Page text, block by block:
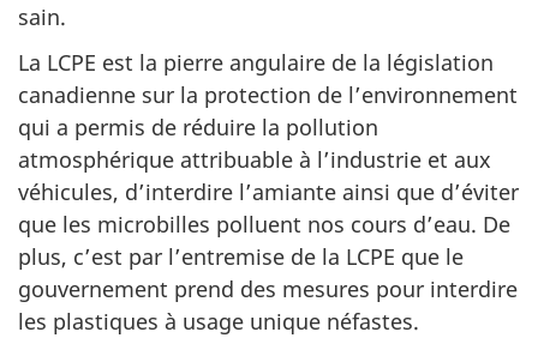
sain.
La LCPE est la pierre angulaire de la législation
canadienne sur la protection de l’environnement
qui a permis de réduire la pollution
atmosphérique attribuable à l’industrie et aux
véhicules, d’interdire l’amiante ainsi que d’éviter
que les microbilles polluent nos cours d’eau. De
plus, c’est par l’entremise de la LCPE que le
gouvernement prend des mesures pour interdire
les plastiques à usage unique néfastes.